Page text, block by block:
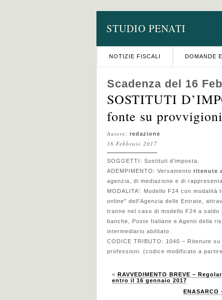
STUDIO PENATI
NOTIZIE FISCALI DOMANDE
Scadenza del 16
SOSTITUTI
fonte su provvigioni
Autore: redazione
16 Febbraio 2017
SOGGETTI: Sostituti d’imposta.
ADEMPIMENTO: Versamento ritenute
agenzia, di mediazione e di
MODALITA’: Modello F24 con modalità
online" dell'Agenzia delle Entrate,
tranne nel caso di modello F24 a
banche, Poste Italiane e Agenti della
intermediario abilitato.
CODICE TRIBUTO: 1040 – Ritenute
professioni. (codice modificato a
« RAVVEDIMENTO BREVE –
entro il 16 gennaio 2017